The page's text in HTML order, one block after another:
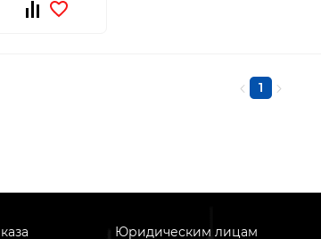
1
Юридическим лицам